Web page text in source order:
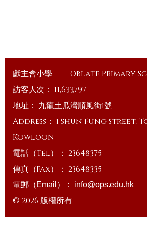
獻主會小學
Oblate Primary
訪客人次： 11,633,797
地址： 九龍土瓜灣順風街1號
Address： 1 Shun Fung Street,
Kowloon
電話（Tel）： 23648375
傳真（Fax）： 23648335
電郵（Email）： info@ops.edu.hk
© 2026 版權所有